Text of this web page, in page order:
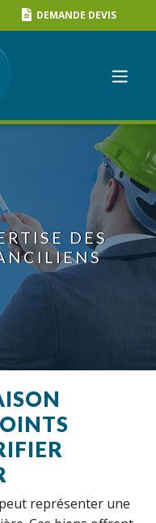
DEMANDE DEVIS
DES
peut représenter une